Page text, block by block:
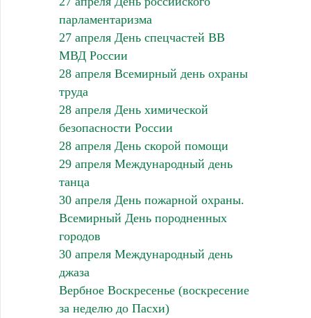
парламентаризма
27 апреля День спецчастей ВВ
МВД России
28 апреля Всемирный день охраны
труда
28 апреля День химической
безопасности России
28 апреля День скорой помощи
29 апреля Международный день
танца
30 апреля День пожарной охраны.
Всемирный День породненных
городов
30 апреля Международный день
джаза
Вербное Воскресенье (воскресение
за неделю до Пасхи)